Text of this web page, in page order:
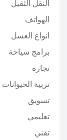
النقل الثقيل
الهواتف
انواع العسل
برامج سياحة
تجاره
تربية الحيوانات
تسويق
تعليمي
تقني